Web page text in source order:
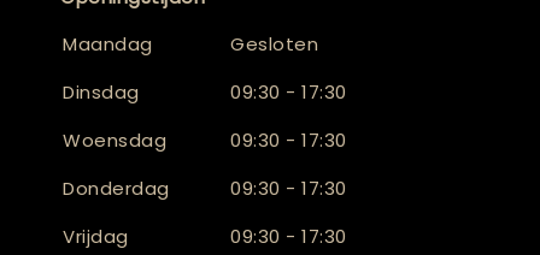
Maandag
Gesloten
Dinsdag
09:30 - 17:30
Woensdag
09:30 - 17:30
Donderdag
09:30 - 17:30
Vrijdag
09:30 - 17:30